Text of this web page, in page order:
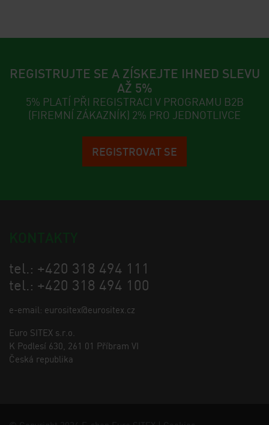
REGISTRUJTE SE A ZÍSKEJTE IHNED SLEVU
AŽ 5%
5% PLATÍ PŘI REGISTRACI V PROGRAMU B2B
(FIREMNÍ ZÁKAZNÍK) 2% PRO JEDNOTLIVCE
REGISTROVAT SE
tel.: +420 318 494 111
tel.: +420 318 494 100
e-email: eurositex@eurositex.cz
Euro SITEX s.r.o.
K Podlesí 630, 261 01 Příbram VI
Česká republika